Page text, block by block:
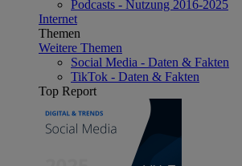
Podcasts - Nutzung 2016-2025
Internet
Themen
Weitere Themen
Social Media - Daten & Fakten
TikTok - Daten & Fakten
Top Report